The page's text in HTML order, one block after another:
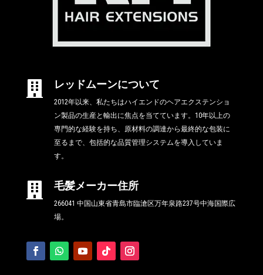
 レッドムーンについて
2012年以来、私たちはハイエンドのヘアエクステンショ
ン製品の生産と輸出に焦点を当てています。10年以上の
専門的な経験を持ち、原材料の調達から最終的な包装に
至るまで、包括的な品質管理システムを導入していま
す。
 毛髪メーカー住所
266041 中国山東省青島市臨滄区万年泉路237号中海国際広
場。